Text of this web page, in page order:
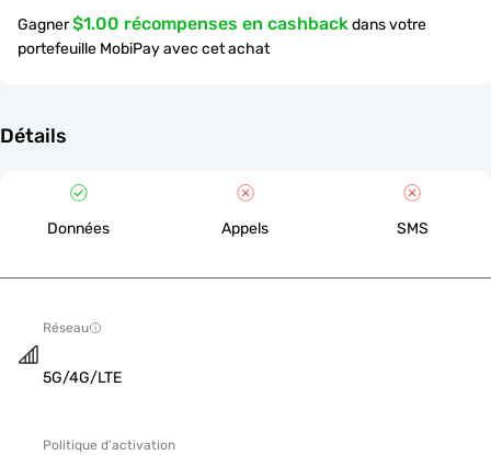
Gagner$1.00 récompenses en cashbackdans votre
portefeuille MobiPay avec cet achat
Détails
Données Appels SMS
Réseau
5G/4G/LTE
Politique d'activation